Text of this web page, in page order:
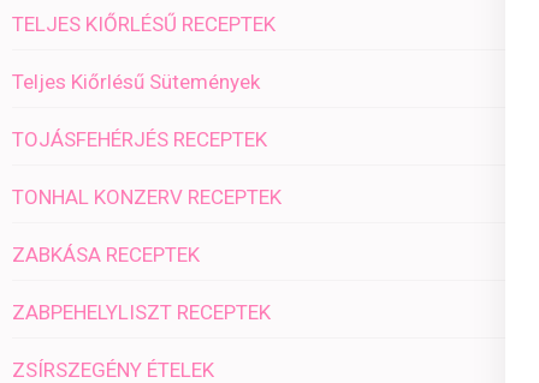
TELJES KIŐRLÉSŰ RECEPTEK
Teljes Kiőrlésű Sütemények
TOJÁSFEHÉRJÉS RECEPTEK
TONHAL KONZERV RECEPTEK
ZABKÁSA RECEPTEK
ZABPEHELYLISZT RECEPTEK
ZSÍRSZEGÉNY ÉTELEK